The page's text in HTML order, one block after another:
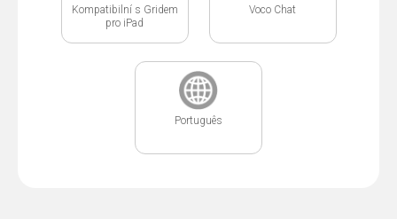
Kompatibilní s Gridem
pro iPad
Voco Chat
Português